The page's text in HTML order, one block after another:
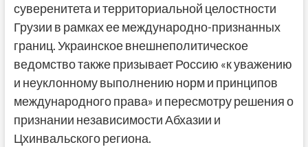
суверенитета и территориальной целостности
Грузии в рамках ее международно-признанных
границ. Украинское внешнеполитическое
ведомство также призывает Россию «к уважению
и неуклонному выполнению норм и принципов
международного права» и пересмотру решения о
признании независимости Абхазии и
Цхинвальского региона.